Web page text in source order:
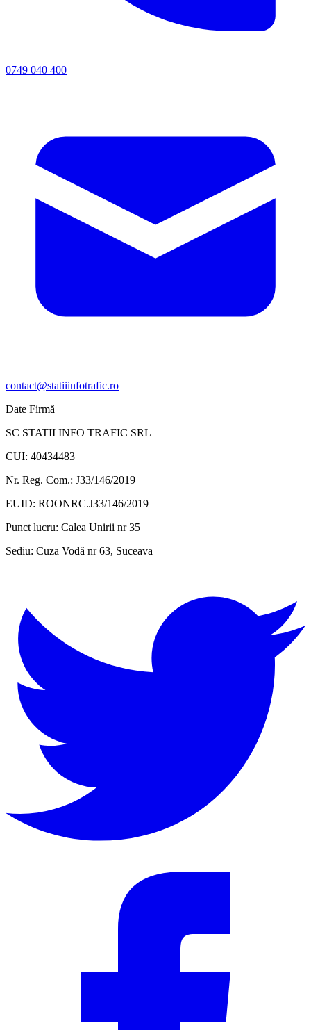
0749 040 400
contact@statiiinfotrafic.ro
Date Firmă
SC STATII INFO TRAFIC SRL
CUI: 40434483
Nr. Reg. Com.: J33/146/2019
EUID: ROONRC.J33/146/2019
Punct lucru: Calea Unirii nr 35
Sediu: Cuza Vodă nr 63, Suceava